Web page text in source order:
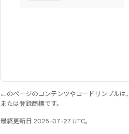
このページのコンテンツやコードサンプルは、
または登録商標です。
最終更新日 2025-07-27 UTC。